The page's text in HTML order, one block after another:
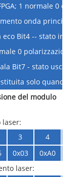
1 normale 0
onda
eco Bit4 -- stato
0 polarizzazione
Bit7 - stato uscita
solo quando
del modulo
laser:
3
4
0x03 0xA0
laser: